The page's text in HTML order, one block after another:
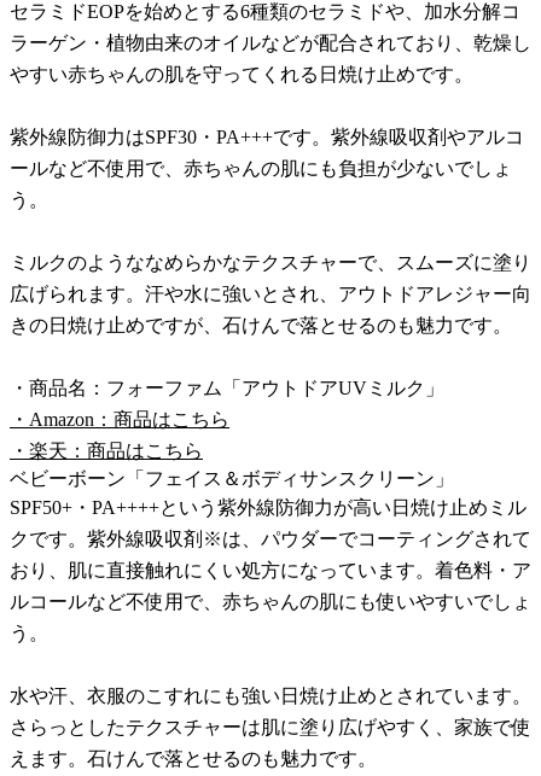
セラミドEOPを始めとする6種類のセラミドや、加水分解コ
ラーゲン・植物由来のオイルなどが配合されており、乾燥し
やすい赤ちゃんの肌を守ってくれる日焼け止めです。
紫外線防御力はSPF30・PA+++です。紫外線吸収剤やアルコ
ールなど不使用で、赤ちゃんの肌にも負担が少ないでしょ
う。
ミルクのようななめらかなテクスチャーで、スムーズに塗り
広げられます。汗や水に強いとされ、アウトドアレジャー向
きの日焼け止めですが、石けんで落とせるのも魅力です。
・商品名：フォーファム「アウトドアUVミルク」
・Amazon：商品はこちら
・楽天：商品はこちら
ベビーボーン「フェイス＆ボディサンスクリーン」
SPF50+・PA++++という紫外線防御力が高い日焼け止めミル
クです。紫外線吸収剤※は、パウダーでコーティングされて
おり、肌に直接触れにくい処方になっています。着色料・ア
ルコールなど不使用で、赤ちゃんの肌にも使いやすいでしょ
う。
水や汗、衣服のこすれにも強い日焼け止めとされています。
さらっとしたテクスチャーは肌に塗り広げやすく、家族で使
えます。石けんで落とせるのも魅力です。